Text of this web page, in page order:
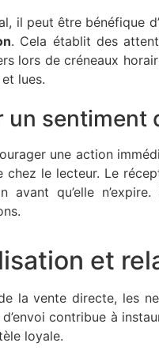
il peut être bénéfique
. Cela établit des
lors de créneaux
lues.
un sentiment
une action
chez le lecteur. Le
avant qu’elle n’expire.
et
la vente directe, les
contribue à
loyale.